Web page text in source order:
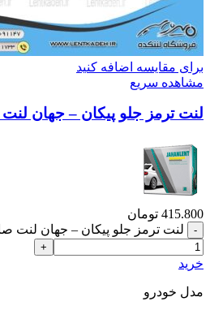
برای مقایسه اضافه کنید
مشاهده سریع
لنت ترمز جلو پیکان – جهان
415.800 تومان
لنت ترمز جلو پیکان – جهان لنت
خرید
مدل خودرو